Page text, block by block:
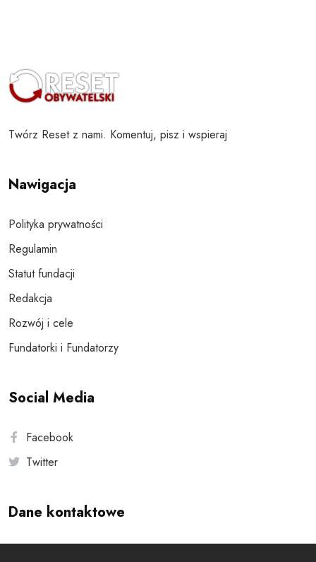
Twórz Reset z nami. Komentuj, pisz i wspieraj
Nawigacja
Polityka prywatności
Regulamin
Statut fundacji
Redakcja
Rozwój i cele
Fundatorki i Fundatorzy
Social Media
Facebook
Twitter
Dane kontaktowe